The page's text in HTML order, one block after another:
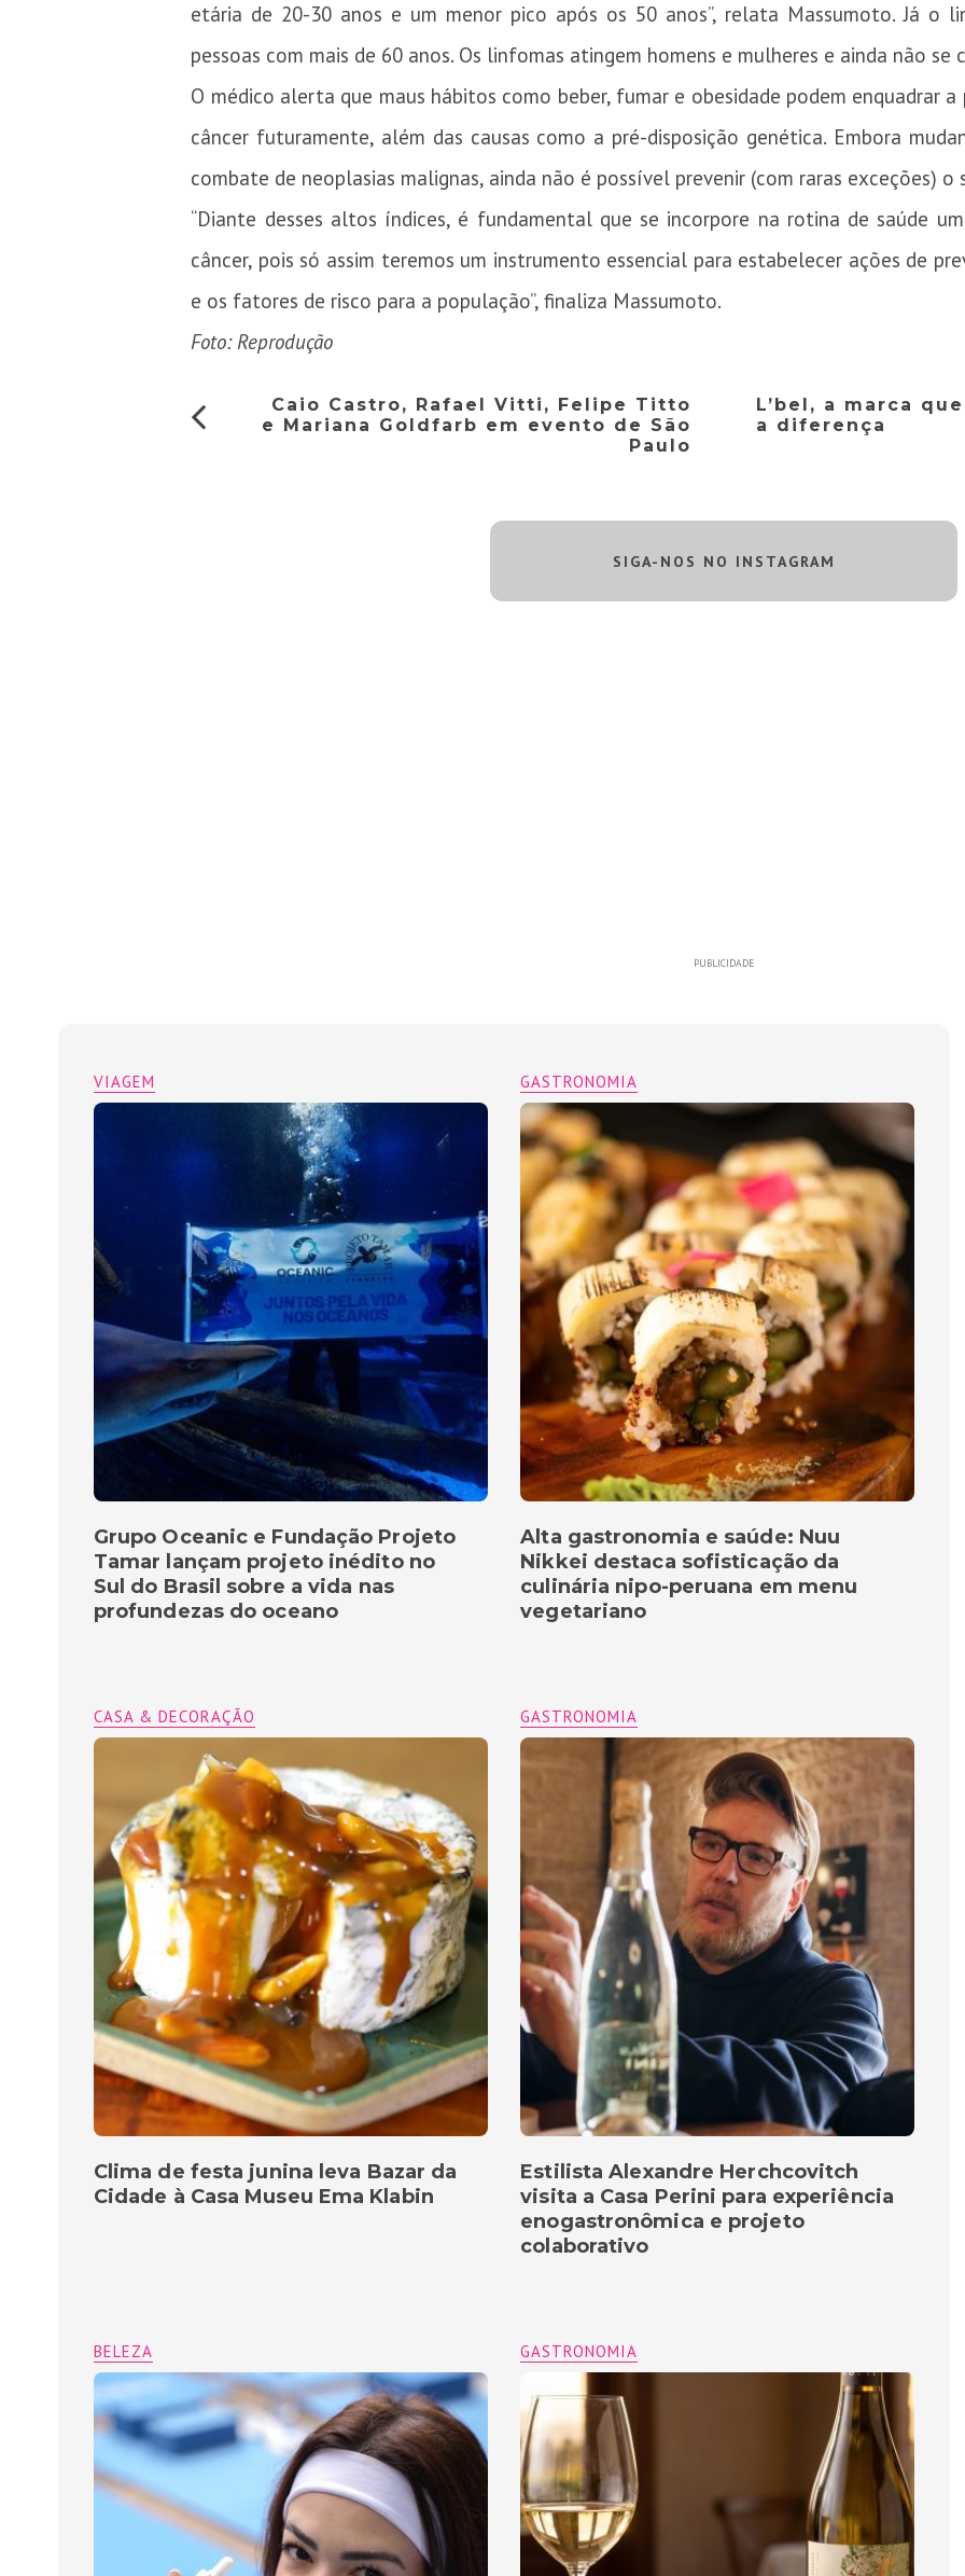
etária de 20-30 anos e um menor pico após os 50 anos”, relata Massumoto. Já o
pessoas com mais de 60 anos. Os linfomas atingem homens e mulheres e ainda não se
O médico alerta que maus hábitos como beber, fumar e obesidade podem enquadrar
câncer futuramente, além das causas como a pré-disposição genética. Embora
combate de neoplasias malignas, ainda não é possível prevenir (com raras exceções) o
“Diante desses altos índices, é fundamental que se incorpore na rotina de saúde
câncer, pois só assim teremos um instrumento essencial para estabelecer ações de
e os fatores de risco para a população”, finaliza Massumoto.
Foto: Reprodução
Caio Castro, Rafael Vitti, Felipe Titto
e Mariana Goldfarb em evento de São
Paulo
L’bel, a marca
a diferença
SIGA-NOS NO INSTAGRAM
PUBLICIDADE
GASTRONOMIA
Alta gastronomia e saúde: Nuu
Nikkei destaca sofisticação da
culinária nipo-peruana em menu
vegetariano
VIAGEM
Grupo Oceanic e Fundação Projeto
Tamar lançam projeto inédito no
Sul do Brasil sobre a vida nas
profundezas do oceano
GASTRONOMIA
Estilista Alexandre Herchcovitch
visita a Casa Perini para experiência
enogastronômica e projeto
colaborativo
CASA & DECORAÇÃO
Clima de festa junina leva Bazar da
Cidade à Casa Museu Ema Klabin
GASTRONOMIA
BELEZA